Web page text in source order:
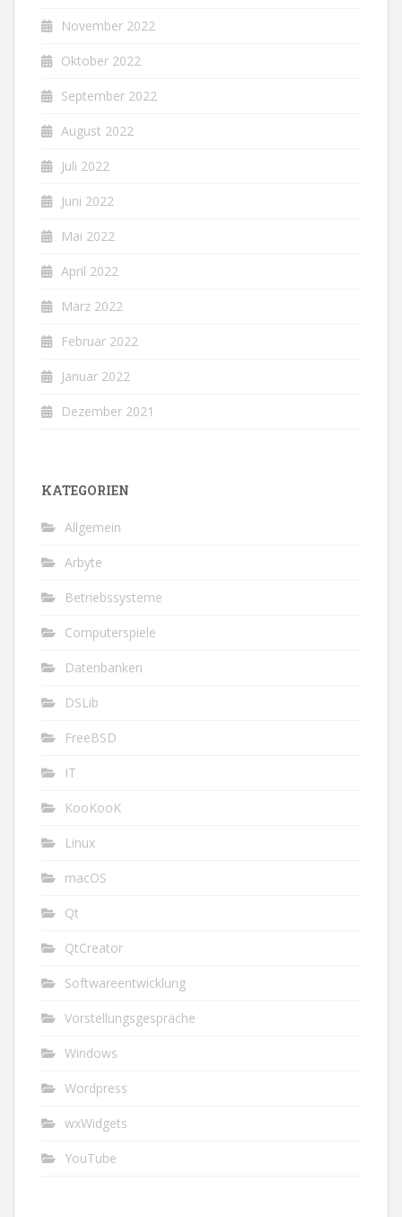
November 2022
Oktober 2022
September 2022
August 2022
Juli 2022
Juni 2022
Mai 2022
April 2022
März 2022
Februar 2022
Januar 2022
Dezember 2021
KATEGORIEN
Allgemein
Arbyte
Betriebssysteme
Computerspiele
Datenbanken
DSLib
FreeBSD
IT
KooKooK
Linux
macOS
Qt
QtCreator
Softwareentwicklung
Vorstellungsgespräche
Windows
Wordpress
wxWidgets
YouTube